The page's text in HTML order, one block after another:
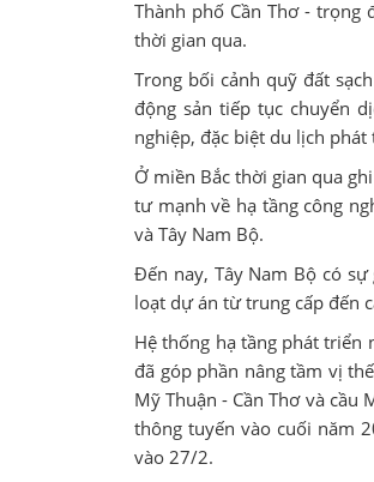
Thành phố Cần Thơ - trọng
thời gian qua.
Trong bối cảnh quỹ đất
động sản tiếp tục chuyển
nghiệp, đặc biệt du lịch
Ở miền Bắc thời gian qua
tư mạnh về hạ tầng công
và Tây Nam Bộ.
Đến nay, Tây Nam Bộ có
loạt dự án từ trung cấp đến
Hệ thống hạ tầng phát triển
đã góp phần nâng tầm vị
Mỹ Thuận - Cần Thơ và cầu
thông tuyến vào cuối năm
vào 27/2.